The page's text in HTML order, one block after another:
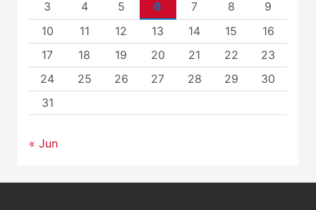
3
4 5 6 7 8
9
10
11 12 13 14 15
16
17
18 19 20 21 22
23
24
25 26 27 28 29
30
31
« Jun